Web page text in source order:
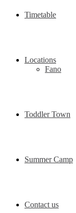
Timetable
Locations
Fano
Toddler Town
Summer Camp
Contact us